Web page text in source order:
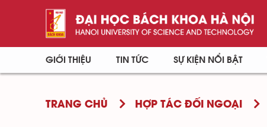
GIỚI THIỆU TIN TỨC SỰ KIỆN NỔI BẬT
TRANG CHỦ HỢP TÁC ĐỐI NGOẠI